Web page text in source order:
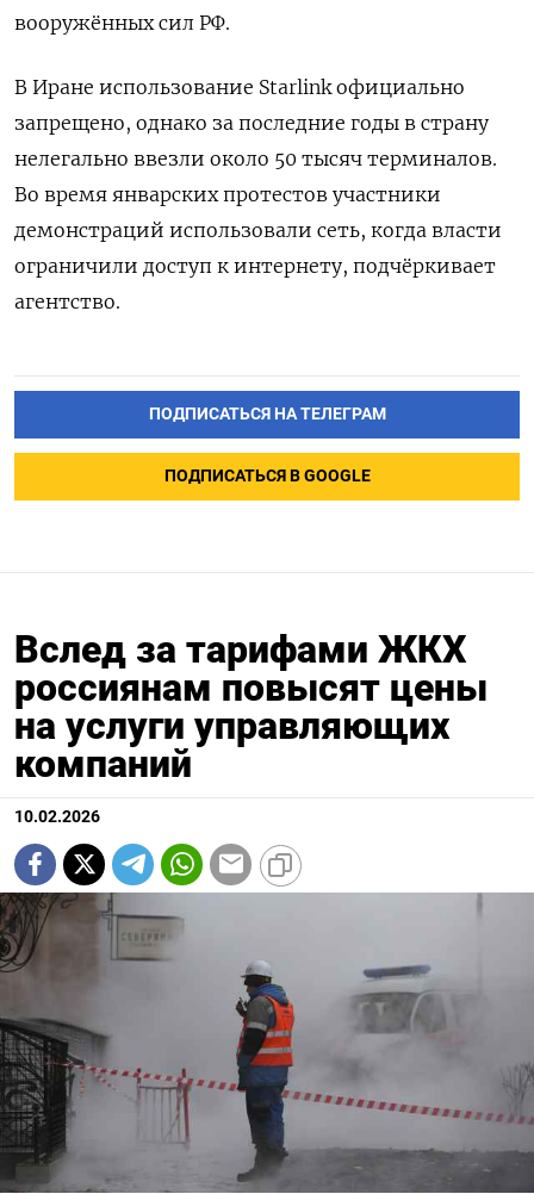
вооружённых сил РФ.
В Иране использование Starlink официально
запрещено, однако за последние годы в страну
нелегально ввезли около 50 тысяч терминалов.
Во время январских протестов участники
демонстраций использовали сеть, когда власти
ограничили доступ к интернету, подчёркивает
агентство.
ПОДПИСАТЬСЯ НА ТЕЛЕГРАМ
ПОДПИСАТЬСЯ В GOOGLE
Вслед за тарифами ЖКХ
россиянам повысят цены
на услуги управляющих
компаний
10.02.2026